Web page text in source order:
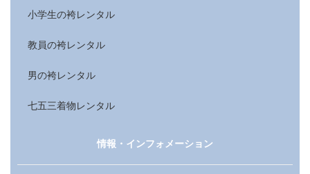
小学生の袴レンタル
教員の袴レンタル
男の袴レンタル
七五三着物レンタル
情報・インフォメーション